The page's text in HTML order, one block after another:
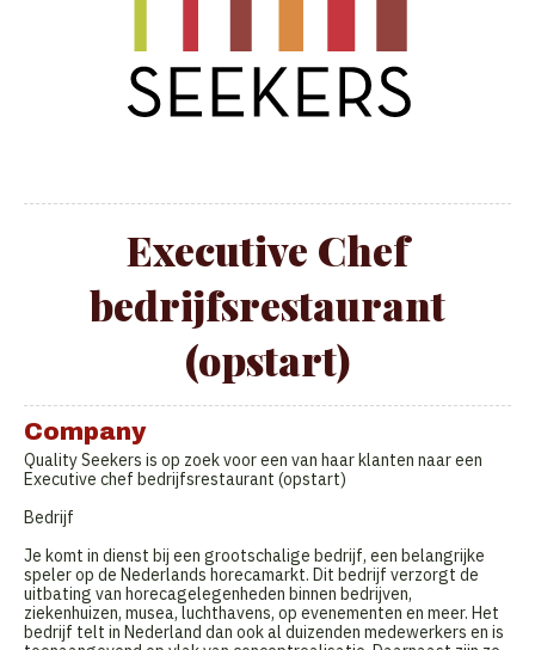
Executive Chef
bedrijfsrestaurant
(opstart)
Company
Quality Seekers is op zoek voor een van haar klanten naar een
Executive chef bedrijfsrestaurant (opstart)
Bedrijf
Je komt in dienst bij een grootschalige bedrijf, een belangrijke
speler op de Nederlands horecamarkt. Dit bedrijf verzorgt de
uitbating van horecagelegenheden binnen bedrijven,
ziekenhuizen, musea, luchthavens, op evenementen en meer. Het
bedrijf telt in Nederland dan ook al duizenden medewerkers en is